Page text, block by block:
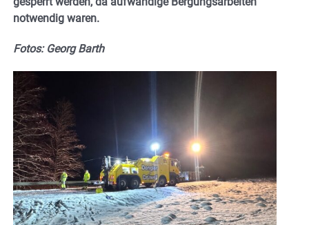
notwendig waren.
Fotos: Georg Barth